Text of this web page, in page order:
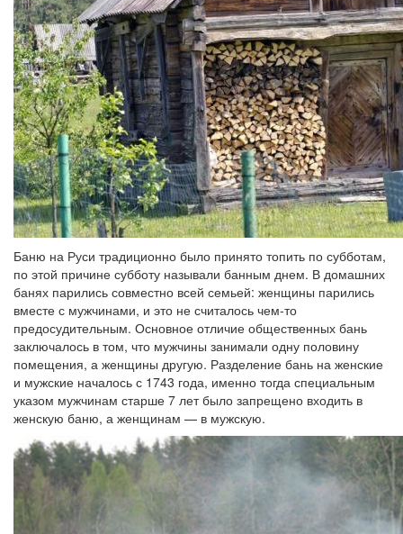
Баню на Руси традиционно было принято топить по субботам,
по этой причине субботу называли банным днем. В домашних
банях парились совместно всей семьей: женщины парились
вместе с мужчинами, и это не считалось чем-то
предосудительным. Основное отличие общественных бань
заключалось в том, что мужчины занимали одну половину
помещения, а женщины другую. Разделение бань на женские
и мужские началось с 1743 года, именно тогда специальным
указом мужчинам старше 7 лет было запрещено входить в
женскую баню, а женщинам — в мужскую.